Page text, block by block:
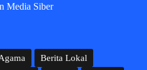
Media Siber
Berita Lokal